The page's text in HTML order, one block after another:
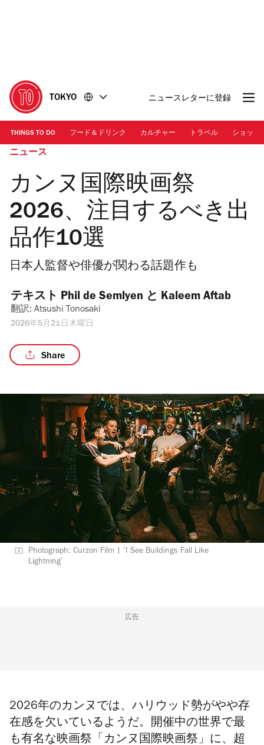
に
移
動
移
動
TOKYO ニュースレターに登録
THINGS TO DO フード＆ドリンク カルチャー トラベル ショッピ
ニュース
カンヌ国際映画祭
2026、注目するべき出
品作10選
日本人監督や俳優が関わる話題作も
テキスト Phil de Semlyen と Kaleem Aftab
翻訳: Atsushi Tonosaki
2026年5月21日木曜日
Share
Photograph: Curzon Film | ‘I See Buildings Fall Like
Lightning’
広告
2026年のカンヌでは、ハリウッド勢がやや存
在感を欠いているようだ。開催中の世界で最
も有名な映画祭「カンヌ国際映画祭」に、超